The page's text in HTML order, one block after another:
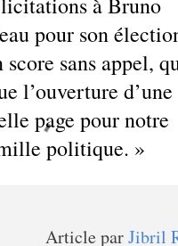
pour son
score sans appel,
l’ouverture d’une
page pour notre
politique. »
Article parJibril